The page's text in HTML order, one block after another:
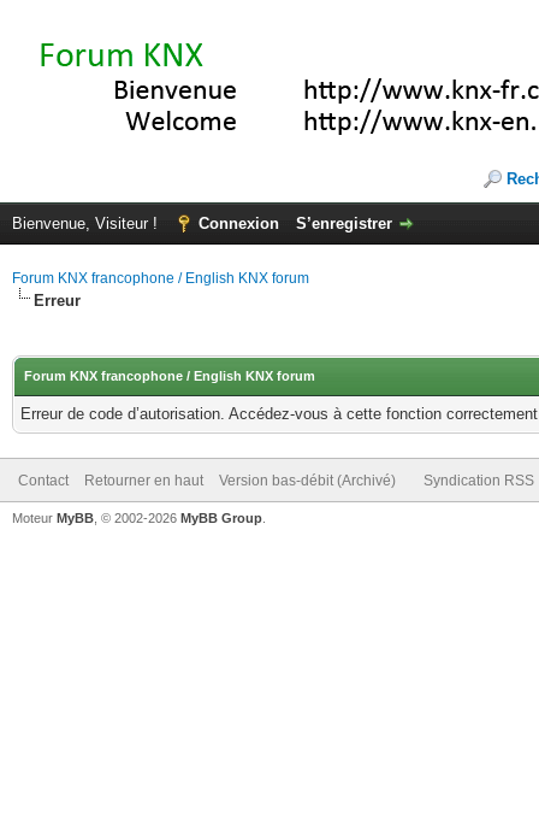
Bienvenue, Visiteur ! Connexion S’enregistrer
Forum KNX francophone / English KNX forum
Erreur
Forum KNX francophone / English KNX forum
Erreur de code d’autorisation. Accédez-vous à cette fonction
Contact Retourner en haut Version bas-débit (Archivé) Syndication RSS
Moteur MyBB , © 2002-2026 MyBB Group